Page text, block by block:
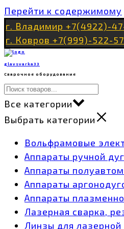
Перейти к содержимому
г. Владимир +7(4922)-
г. Ковров +7(999)-522-
glavsvarka33
Сварочное оборудование
Все категории
Выбрать категории
Вольфрамовые
Аппараты ручной
Аппараты
Аппараты
Аппараты
Лазерная сварка,
Линзы для лазерной